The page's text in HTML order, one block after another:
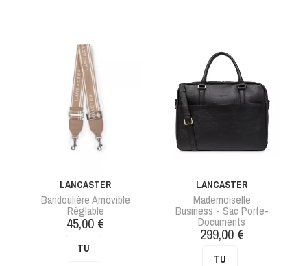
LANCASTER
Bandoulière Amovible
Réglable
Prix
45,00 €
TU
LANCASTER
Mademoiselle
Business - Sac Porte-
Documents
Prix
299,00 €
TU